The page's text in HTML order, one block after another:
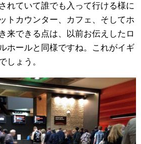
れていて誰でも入って行ける様に
トカウンター、カフェ、そしてホ
来できる点は、以前お伝えしたロ
ホールと同様ですね。これがイギ
しょう。